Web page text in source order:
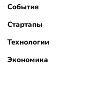
События
Стартапы
Технологии
Экономика